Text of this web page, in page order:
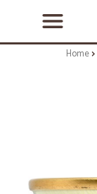
Home